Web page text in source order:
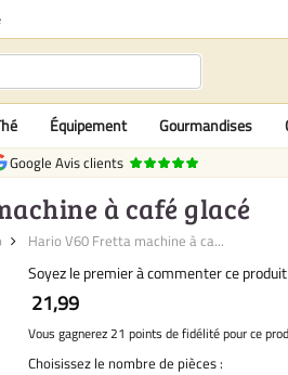
Équipement Gourmandises
Google Avis clients
à café glacé
Hario V60 Fretta machine à ca...
Soyez le premier à commenter ce produit
21,99
Vous gagnerez 21 points de fidélité pour ce
Choisissez le nombre de pièces :